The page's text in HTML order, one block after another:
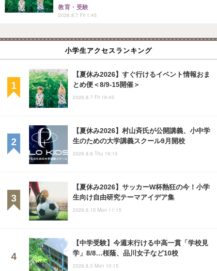
教育・受験
2026.8.7 Fri 1:45
小学生アクセスランキング
【夏休み2026】すぐ行けるイベント情報おま
とめ便＜8/9-15開催＞
2026.8.7 Fri 19:45
【夏休み2026】村山斉氏が公開講義、小中学
生のための大学講義スクール9月開校
2026.8.6 Thu 19:15
【夏休み2026】サッカーW杯熱狂の今！小学
生向け自由研究テーマアイデア集
2026.6.15 Mon 11:15
【中学受験】今週末行ける中高一貫「学校見
学」8/8…桜蔭、品川女子など10校
2026.8.3 Mon 10:15